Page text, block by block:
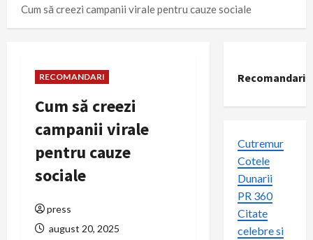
Cum să creezi campanii virale pentru cauze sociale
RECOMANDARI
Cum să creezi
campanii virale
pentru cauze
sociale
press
august 20, 2025
Recomandari
Cutremur
Cotele
Dunarii
PR 360
Citate
celebre si